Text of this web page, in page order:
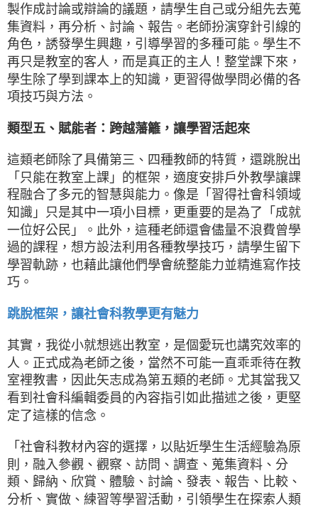
製作成討論或辯論的議題，請學生自己或分組先去蒐
集資料，再分析、討論、報告。老師扮演穿針引線的
角色，誘發學生興趣，引導學習的多種可能。學生不
再只是教室的客人，而是真正的主人！整堂課下來，
學生除了學到課本上的知識，更習得做學問必備的各
項技巧與方法。
類型五、賦能者：跨越藩籬，讓學習活起來
這類老師除了具備第三、四種教師的特質，還跳脫出
「只能在教室上課」的框架，適度安排戶外教學讓課
程融合了多元的智慧與能力。像是「習得社會科領域
知識」只是其中一項小目標，更重要的是為了「成就
一位好公民」。此外，這種老師還會儘量不浪費曾學
過的課程，想方設法利用各種教學技巧，請學生留下
學習軌跡，也藉此讓他們學會統整能力並精進寫作技
巧。
跳脫框架，讓社會科教學更有魅力
其實，我從小就想逃出教室，是個愛玩也講究效率的
人。正式成為老師之後，當然不可能一直乖乖待在教
室裡教書，因此矢志成為第五類的老師。尤其當我又
看到社會科編輯委員的內容指引如此描述之後，更堅
定了這樣的信念。
「社會科教材內容的選擇，以貼近學生生活經驗為原
則，融入參觀、觀察、訪問、調查、蒐集資料、分
類、歸納、欣賞、體驗、討論、發表、報告、比較、
分析、實做、練習等學習活動，引領學生在探索人類